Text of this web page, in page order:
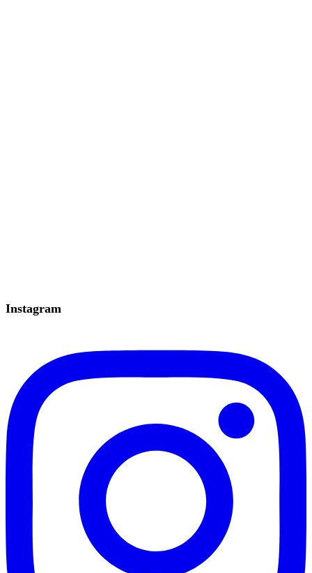
Instagram